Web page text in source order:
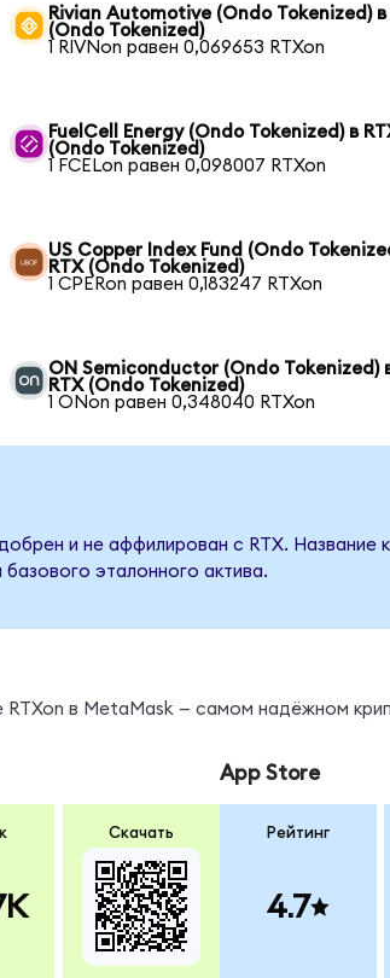
Rivian Automotive (Ondo Tokenized) в
(Ondo Tokenized)
1 RIVNon равен 0,069653 RTXon
FuelCell Energy (Ondo Tokenized) в
(Ondo Tokenized)
1 FCELon равен 0,098007 RTXon
US Copper Index Fund (Ondo
RTX (Ondo Tokenized)
1 CPERon равен 0,183247 RTXon
ON Semiconductor (Ondo Tokenized)
RTX (Ondo Tokenized)
1 ONon равен 0,348040 RTXon
и не аффилирован с RTX. Название
эталонного актива.
RTXon в MetaMask — самом надёжном
Скачать
App Store
Рейтинг
4.7